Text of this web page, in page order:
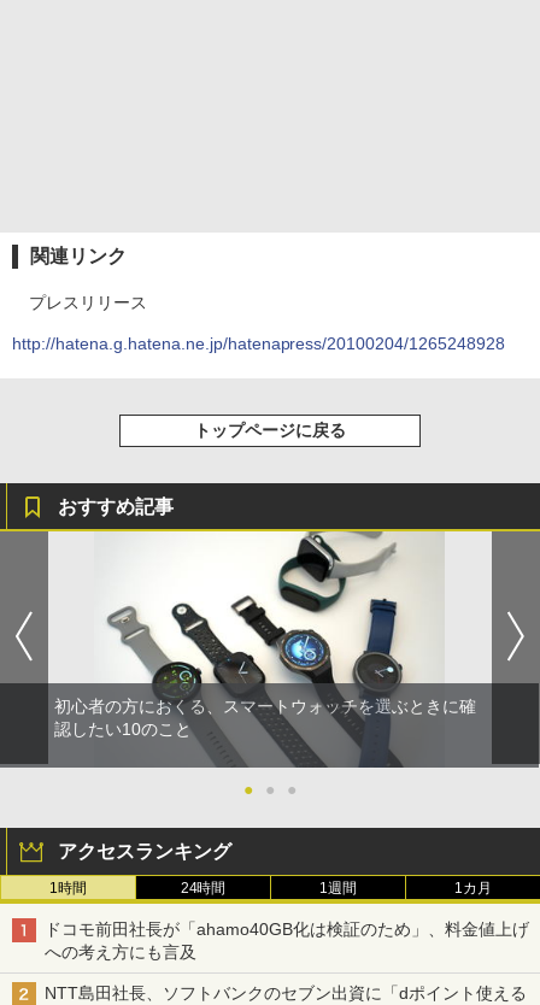
関連リンク
プレスリリース
http://hatena.g.hatena.ne.jp/hatenapress/20100204/1265248928
トップページに戻る
おすすめ記事
初心者の方におくる、スマートウォッチを選ぶときに確
認したい10のこと
● ● ●
アクセスランキング
1時間 24時間 1週間 1カ月
ドコモ前田社長が「ahamo40GB化は検証のため」、料金値上げ
への考え方にも言及
NTT島田社長、ソフトバンクのセブン出資に「dポイント使える